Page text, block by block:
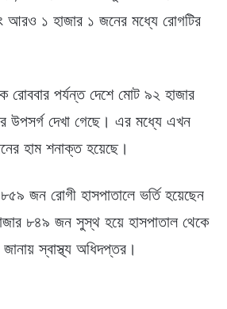
আরও ১ হাজার ১ জনের মধ্যে রোগটির
রোববার পর্যন্ত দেশে মোট ৯২ হাজার
উপসর্গ দেখা গেছে। এর মধ্যে এখন
হাম শনাক্ত হয়েছে।
জন রোগী হাসপাতালে ভর্তি হয়েছেন
৮৪৯ জন সুস্থ হয়ে হাসপাতাল থেকে
স্বাস্থ্য অধিদপ্তর।